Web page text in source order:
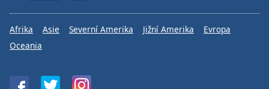
Afrika Asie Severní Amerika Jižní Amerika
Evropa
Oceania